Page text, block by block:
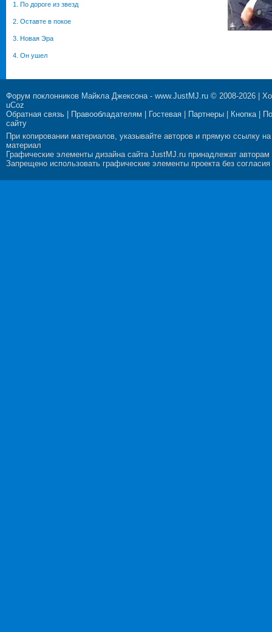
1. По дороге из звезд
2. Оставте в покое
3. Новая Эра
4. Он ушел
Форум поклонников Майкла Джексона- www.JustMJ.ru © 2008-2026 |
uCoz
Обратная связь
Правообладателям Гостевая Партнеры Кнопка|
сайту
При копировании материалов, указывайте авторов и прямую ссылку на
материал
Графические элементы дизайна сайта JustMJ.ru принадлежат авторам
Запрещено использовать графические элементы проекта без согласия